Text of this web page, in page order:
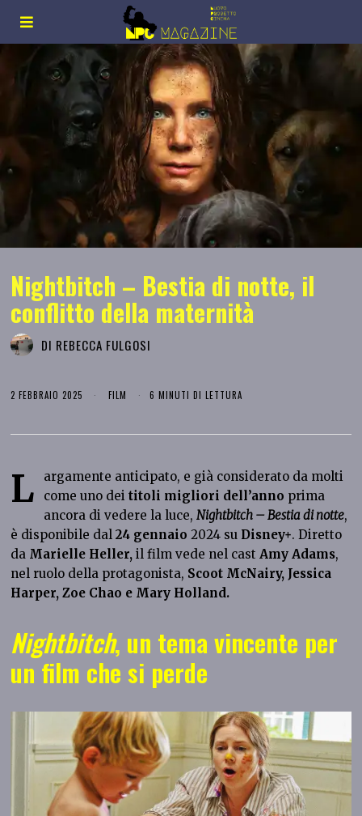
Nightbitch – Bestia di notte, il
conflitto della maternità
DI REBECCA FULGOSI
2 FEBBRAIO 2025 FILM 6 MINUTI DI LETTURA
L
argamente anticipato, e già considerato da molti
come uno deititoli migliori dell’anno prima
ancora di vedere la luce,Nightbitch – Bestia di notte,
è disponibile dal24 gennaio 2024 su Disney+. Diretto
da Marielle Heller, il film vede nel castAmy Adams,
nel ruolo della protagonista, Scoot McNairy, Jessica
Harper, Zoe Chao e Mary Holland.
Nightbitch, un tema vincente per
un film che si perde